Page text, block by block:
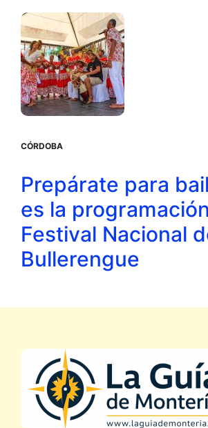
CÓRDOBA
Prepárate para
es la
Festival Nacional
Bullerengue